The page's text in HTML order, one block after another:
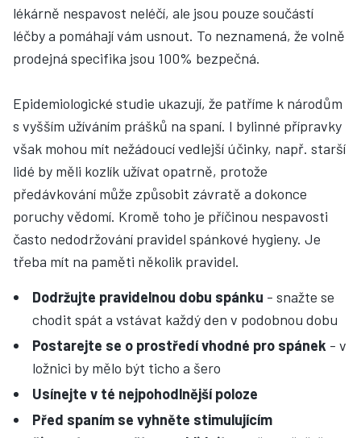
lékárně nespavost neléčí, ale jsou pouze součástí
léčby a pomáhají vám usnout. To neznamená, že volně
prodejná specifika jsou 100% bezpečná.
Epidemiologické studie ukazují, že patříme k národům
s vyšším užíváním prášků na spaní. I bylinné přípravky
však mohou mít nežádoucí vedlejší účinky, např. starší
lidé by měli kozlík užívat opatrně, protože
předávkování může způsobit závratě a dokonce
poruchy vědomí. Kromě toho je příčinou nespavosti
často nedodržování pravidel spánkové hygieny. Je
třeba mít na paměti několik pravidel.
Dodržujte pravidelnou dobu spánku - snažte se
chodit spát a vstávat každý den v podobnou dobu
Postarejte se o prostředí vhodné pro spánek - v
ložnici by mělo být ticho a šero
Usínejte v té nejpohodlnější poloze
Před spaním se vyhněte stimulujícím